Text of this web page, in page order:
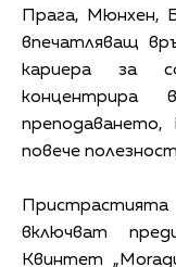
Прага, Мюнхен,
впечатляващ
кариера за
концентрира
повече
включват
Квинтет